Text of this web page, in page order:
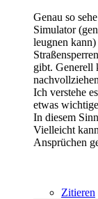
Genau so
Simulator
leugnen
gibt. Generell
Ich verstehe
etwas
In diesem
Vielleicht
Ansprüchen
Zitieren